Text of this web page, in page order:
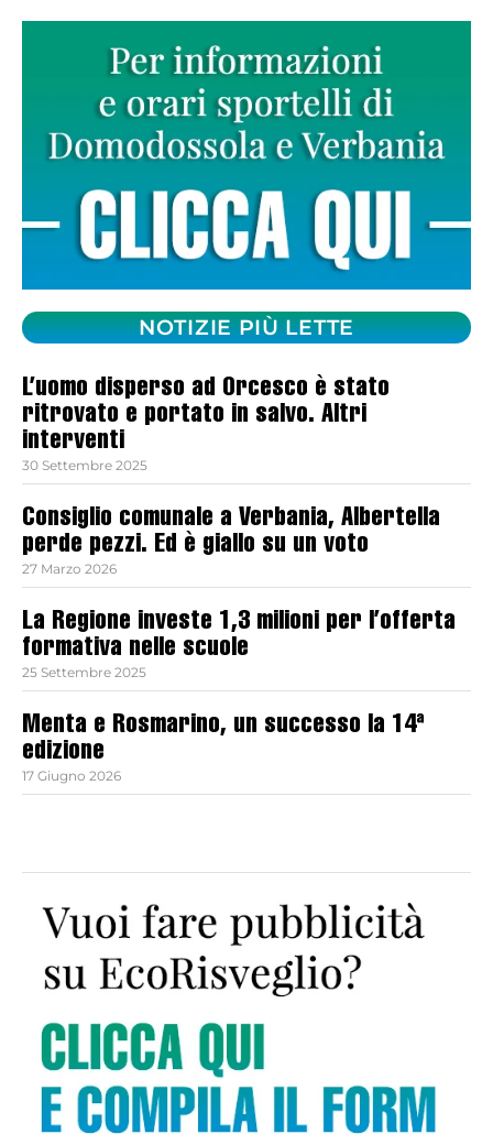
NOTIZIE PIÙ LETTE
L’uomo disperso ad Orcesco è stato
ritrovato e portato in salvo. Altri
interventi
30 Settembre 2025
Consiglio comunale a Verbania, Albertella
perde pezzi. Ed è giallo su un voto
27 Marzo 2026
La Regione investe 1,3 milioni per l’offerta
formativa nelle scuole
25 Settembre 2025
Menta e Rosmarino, un successo la 14ª
edizione
17 Giugno 2026